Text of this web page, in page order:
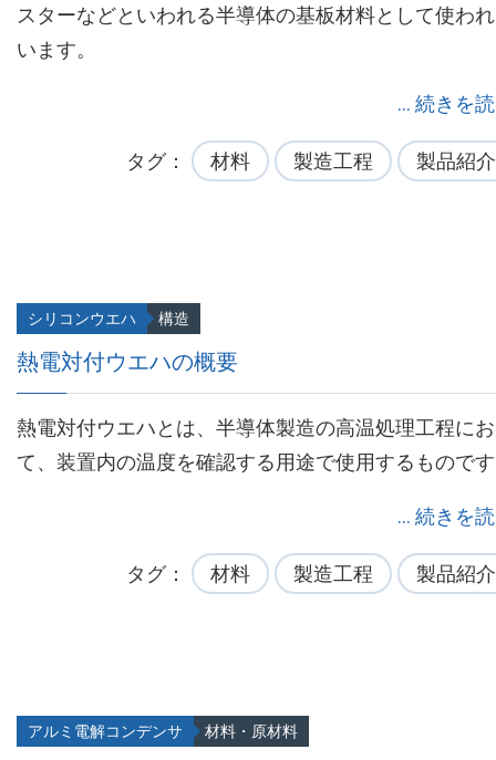
スターなどといわれる半導体の基板材料として使わ
います。
... 続きを
タグ 材料 製造工程 製品紹介
熱電対付ウエハの概要
シリコンウエハ 構造
熱電対付ウエハとは、半導体製造の高温処理工程に
て、装置内の温度を確認する用途で使用するもので
... 続きを
タグ 材料 製造工程 製品紹介
アルミ電解コンデンサ 材料・原材料